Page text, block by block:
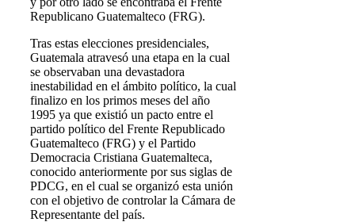
Republicano Guatemalteco (FRG).
Tras estas elecciones presidenciales,
Guatemala atravesó una etapa en la cual
se observaban una devastadora
inestabilidad en el ámbito político, la cual
finalizo en los primos meses del año
1995 ya que existió un pacto entre el
partido político del Frente Republicado
Guatemalteco (FRG) y el Partido
Democracia Cristiana Guatemalteca,
conocido anteriormente por sus siglas de
PDCG, en el cual se organizó esta unión
con el objetivo de controlar la Cámara de
Representante del país.